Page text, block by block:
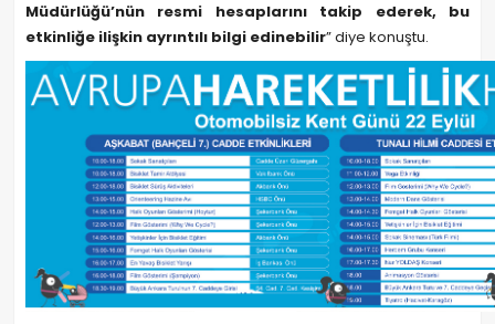
Müdürlüğü’nün resmi hesaplarını takip ederek, bu
etkinliğe ilişkin ayrıntılı bilgi edinebilir” diye konuştu.